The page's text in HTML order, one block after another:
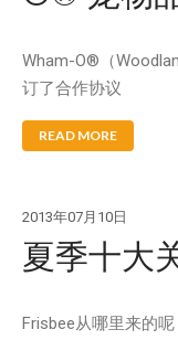
Wham-O®（
订了合作协议
READ MORE
2013年07月10日
夏季十大
Frisbee从哪里来的呢